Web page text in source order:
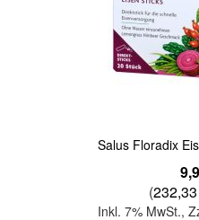
Salus Floradix
(
Inkl. 7% MwSt.,